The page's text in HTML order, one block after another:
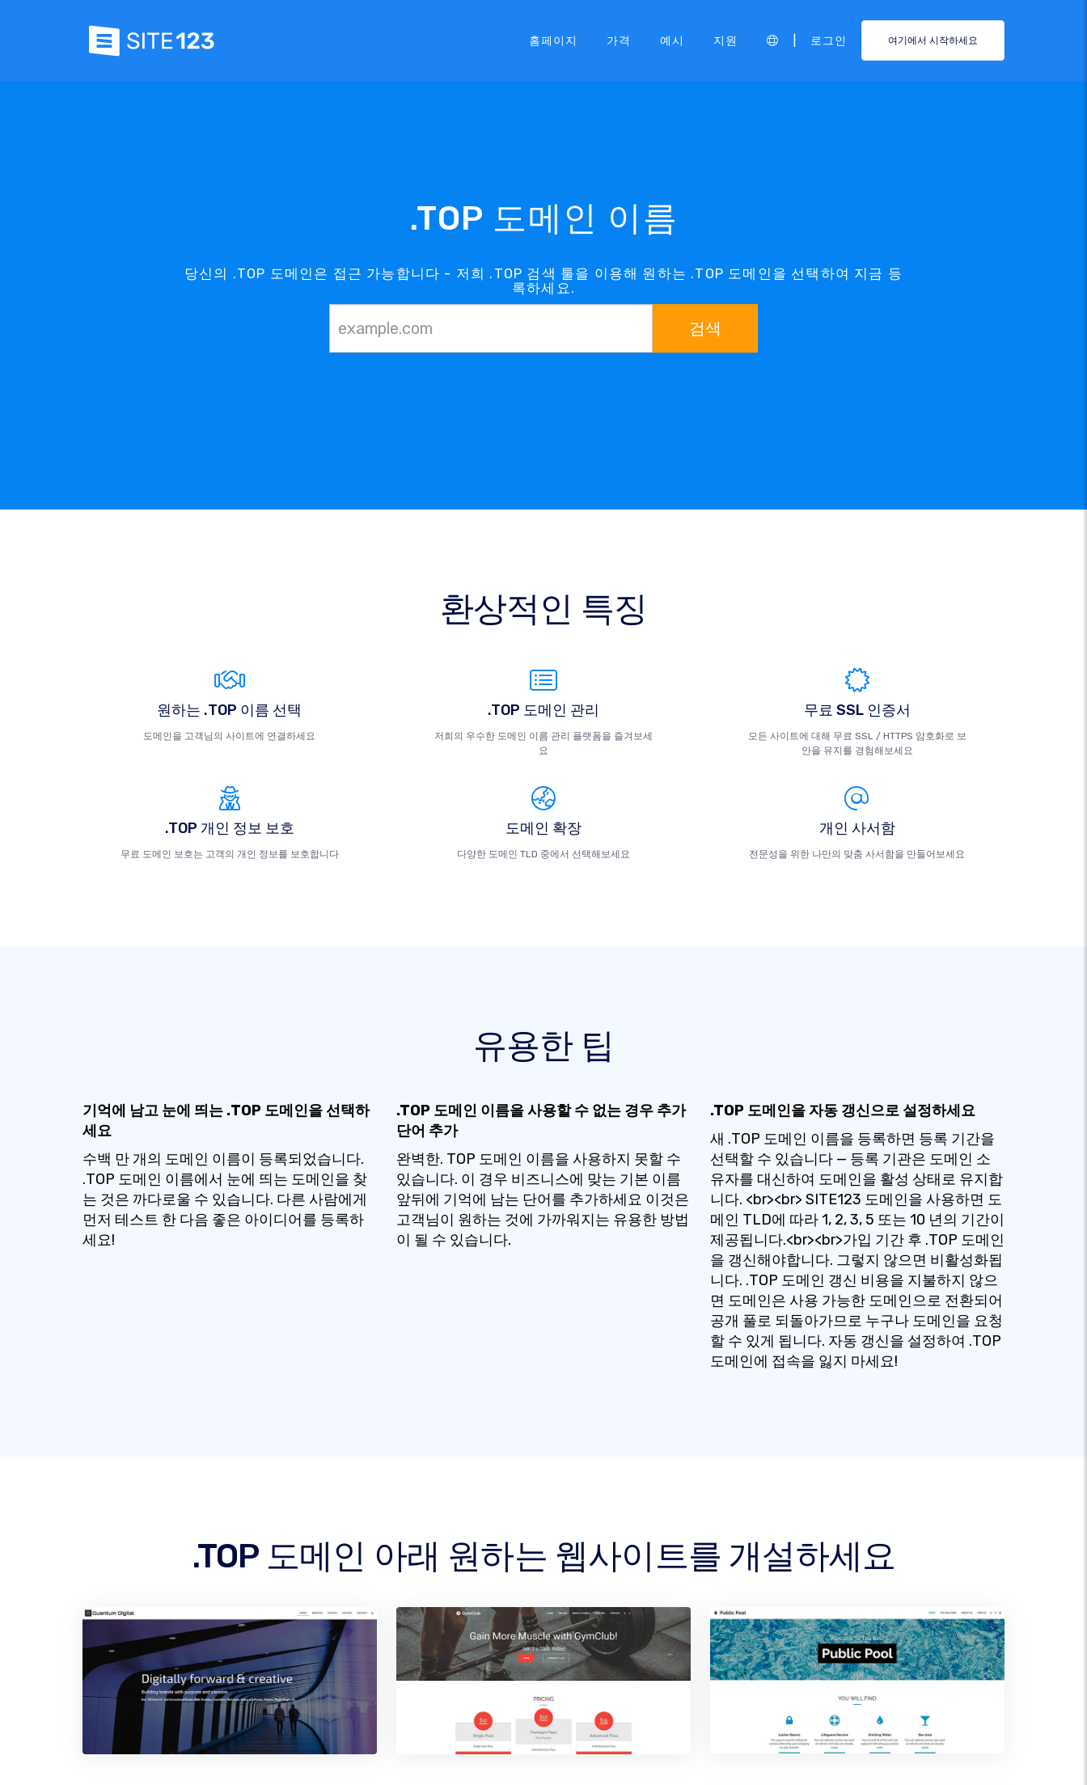
홈페이지 가격 예시 지원 로그인 여기에서 시작하세요
.TOP 도메인 이름
당신의 .TOP 도메인은 접근 가능합니다 - 저희 .TOP 검색 툴을 이용해 원하는 .TOP 도메인을 선택하여 지금 등
록하세요.
검색
환상적인 특징
원하는 .TOP 이름 선택
도메인을 고객님의 사이트에 연결하세요
.TOP 도메인 관리
저희의 우수한 도메인 이름 관리 플랫폼을 즐겨보세
요
무료 SSL 인증서
모든 사이트에 대해 무료 SSL / HTTPS 암호화로 보
안을 유지를 경험해보세요
.TOP 개인 정보 보호
무료 도메인 보호는 고객의 개인 정보를 보호합니다
도메인 확장
다양한 도메인 TLD 중에서 선택해보세요
개인 사서함
전문성을 위한 나만의 맞춤 사서함을 만들어보세요
유용한 팁
기억에 남고 눈에 띄는 .TOP 도메인을 선택하
세요
수백 만 개의 도메인 이름이 등록되었습니다.
.TOP 도메인 이름에서 눈에 띄는 도메인을 찾
는 것은 까다로울 수 있습니다. 다른 사람에게
먼저 테스트 한 다음 좋은 아이디어를 등록하
세요!
.TOP 도메인 이름을 사용할 수 없는 경우 추가
단어 추가
완벽한. TOP 도메인 이름을 사용하지 못할 수
있습니다. 이 경우 비즈니스에 맞는 기본 이름
앞뒤에 기억에 남는 단어를 추가하세요 이것은
고객님이 원하는 것에 가까워지는 유용한 방법
이 될 수 있습니다.
.TOP 도메인을 자동 갱신으로 설정하세요
새 .TOP 도메인 이름을 등록하면 등록 기간을
선택할 수 있습니다 — 등록 기관은 도메인 소
유자를 대신하여 도메인을 활성 상태로 유지합
니다. <br><br> SITE123 도메인을 사용하면 도
메인 TLD에 따라 1, 2, 3, 5 또는 10 년의 기간이
제공됩니다.<br><br>가입 기간 후 .TOP 도메인
을 갱신해야합니다. 그렇지 않으면 비활성화됩
니다. .TOP 도메인 갱신 비용을 지불하지 않으
면 도메인은 사용 가능한 도메인으로 전환되어
공개 풀로 되돌아가므로 누구나 도메인을 요청
할 수 있게 됩니다. 자동 갱신을 설정하여 .TOP
도메인에 접속을 잃지 마세요!
.TOP 도메인 아래 원하는 웹사이트를 개설하세요